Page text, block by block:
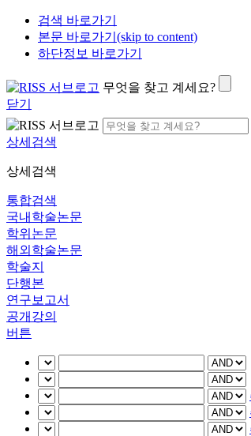
검색 바로가기
본문 바로가기(skip to content)
하단정보 바로가기
무엇을 찾고 계세요?
닫기
상세검색
상세검색
통합검색
국내학술논문
학위논문
해외학술논문
학술지
단행본
연구보고서
공개강의
버튼